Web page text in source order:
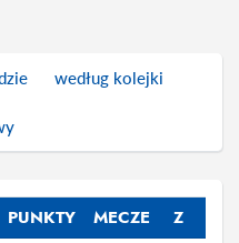
według kolejki
PUNKTY MECZE Z